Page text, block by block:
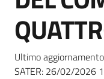
Piattaforme
telematiche
Ultimo
SATER: 26/02/2026